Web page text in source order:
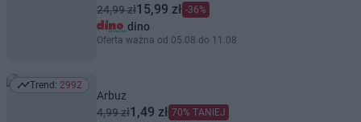
24,99 zł15,99 zł -36%
dino
Oferta ważna od 05.08 do 11.08
Trend: 2992
Trend: 2992
Arbuz
4,99 zł1,49 zł 70% TANIEJ